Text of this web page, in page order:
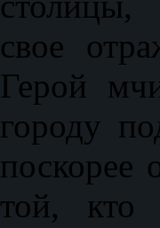
свое
Герой
городу
поскорее
той, кто